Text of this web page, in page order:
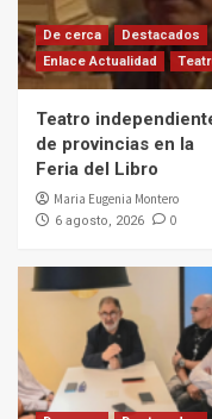
De cerca
Destacados
Enlace Actualidad
Teatro
de provincias en la
Feria del Libro
Maria Eugenia Montero
6 agosto, 2026 0